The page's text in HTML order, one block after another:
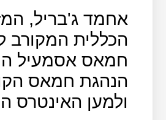
אחמד ג'בריל,
הכללית המקורב
חמאס אסמעיל
הנהגת חמאס
ולמען האינטרס